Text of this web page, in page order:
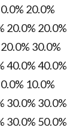
20.0%
20.0% 20.0%
30.0%
40.0% 40.0%
10.0%
30.0% 30.0%
30.0% 50.0%